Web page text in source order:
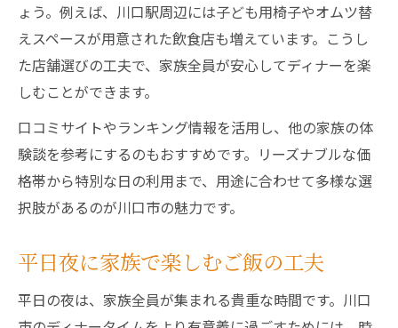
ょう。例えば、川口駅周辺には子ども用椅子やオムツ替
えスペースが用意された飲食店も増えています。こうし
た店舗選びの工夫で、家族全員が安心してディナーを楽
しむことができます。
口コミサイトやランキング情報を活用し、他の家族の体
験談を参考にするのもおすすめです。リーズナブルな価
格帯から特別な日の利用まで、用途に合わせて多様な選
択肢があるのが川口市の魅力です。
平日夜に家族で楽しむご飯の工夫
平日の夜は、家族全員が集まれる貴重な時間です。川口